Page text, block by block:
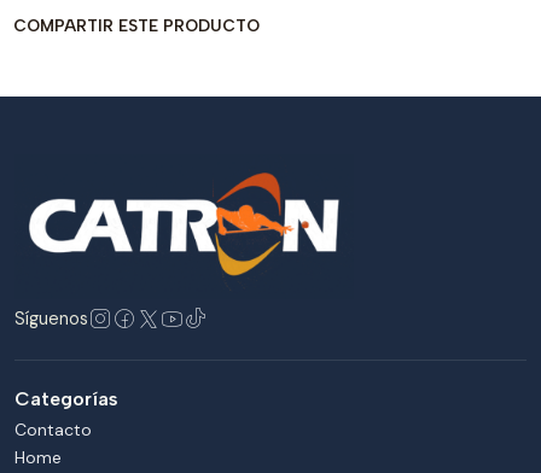
COMPARTIR ESTE PRODUCTO
Síguenos
Categorías
Contacto
Home